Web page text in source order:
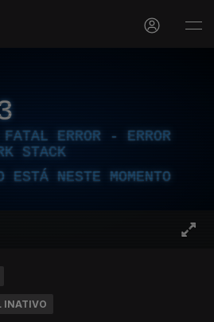
ERROR - ERROR
STACK
ESTÁ NESTE MOMENTO
INATIVO